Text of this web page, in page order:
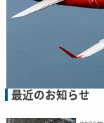
最近のお知らせ